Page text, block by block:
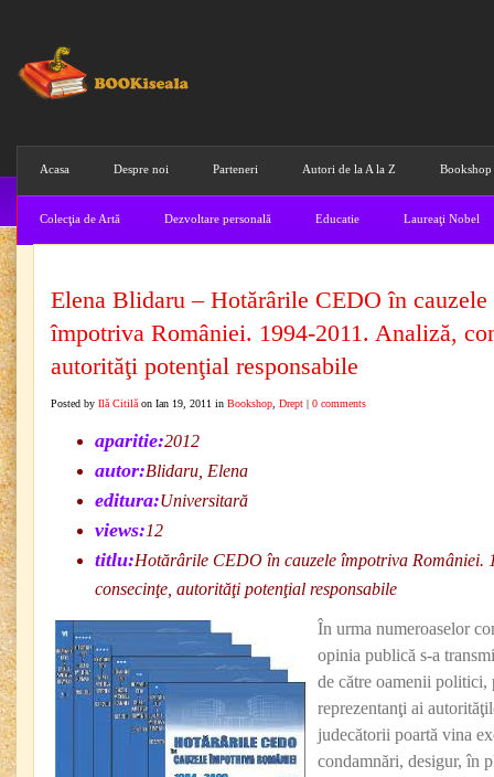
Acasa Despre noi Parteneri Autori de la A la Z Bookshop
Colecţia de Artă Dezvoltare personală Educatie Laureaţi Nobel
Elena Blidaru – Hotărârile CEDO în cauzele
împotriva României. 1994-2011. Analiză,
autorităţi potenţial responsabile
Posted by Ilă Citilă on Ian 19, 2011 in Bookshop Drept | 0 comments
aparitie:2012
autor:Blidaru, Elena
editura:Universitară
views:12
titlu:Hotărârile CEDO în cauzele împotriva României.
consecinţe, autorităţi potenţial responsabile
În urma numeroaselor
opinia publică s-a
de către oamenii politici,
reprezentanţi ai
judecătorii poartă vina
condamnări, desigur, în